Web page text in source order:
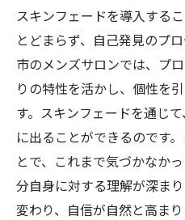
スキンフェードを導入する
とどまらず、自己発見のプ
市のメンズサロンでは、プ
りの特性を活かし、個性を
す。スキンフェードを通じ
に出ることができるのです
とで、これまで気づかなか
分自身に対する理解が深ま
変わり、自信が自然と高ま